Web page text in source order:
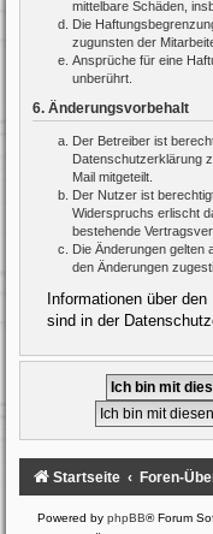
mittelbare Schäden,
Die
zugunsten der
Ansprüche für eine
unberührt.
6. Änderungsvorbehalt
Der Betreiber ist
Datenschutzerklärung
Mail mitgeteilt.
Der Nutzer ist
Widerspruchs erlischt
bestehende
Die Änderungen gelten
den Änderungen
Informationen über
sind in der
Startseite Foren-
Powered by phpBB® Forum